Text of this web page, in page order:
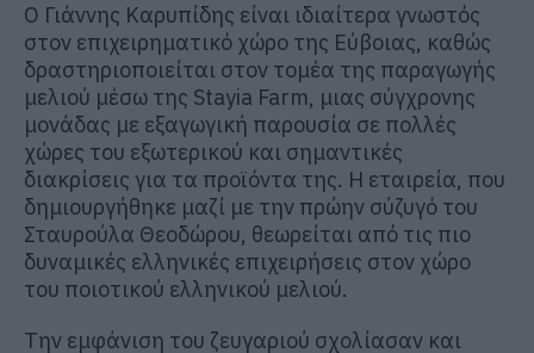
Ο Γιάννης Καρυπίδης είναι ιδιαίτερα γνωστός
στον επιχειρηματικό χώρο της Εύβοιας, καθώς
δραστηριοποιείται στον τομέα της παραγωγής
μελιού μέσω της Stayia Farm, μιας σύγχρονης
μονάδας με εξαγωγική παρουσία σε πολλές
χώρες του εξωτερικού και σημαντικές
διακρίσεις για τα προϊόντα της. Η εταιρεία, που
δημιουργήθηκε μαζί με την πρώην σύζυγό του
Σταυρούλα Θεοδώρου, θεωρείται από τις πιο
δυναμικές ελληνικές επιχειρήσεις στον χώρο
του ποιοτικού ελληνικού μελιού.
Την εμφάνιση του ζευγαριού σχολίασαν και